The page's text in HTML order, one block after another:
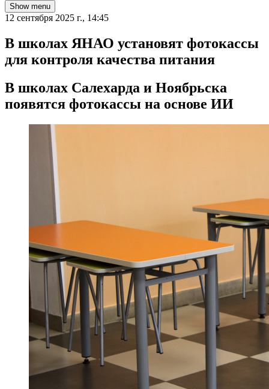
Show menu
12 сентября 2025 г., 14:45
В школах ЯНАО установят фотокассы
для контроля качества питания
В школах Салехарда и Ноябрьска
появятся фотокассы на основе ИИ